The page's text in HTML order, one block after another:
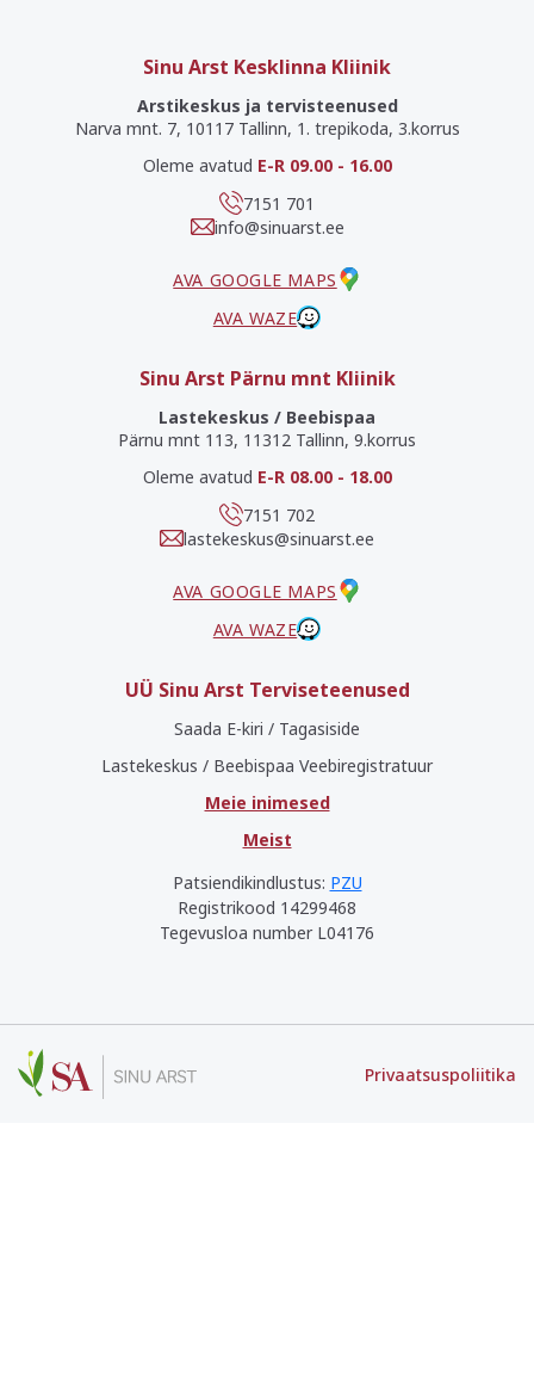
Sinu Arst Kesklinna Kliinik
Arstikeskus ja tervisteenused
Narva mnt. 7, 10117 Tallinn, 1. trepikoda, 3.korrus
Oleme avatud E-R 09.00 - 16.00
7151 701
info@sinuarst.ee
AVA GOOGLE MAPS
AVA WAZE
Sinu Arst Pärnu mnt Kliinik
Lastekeskus / Beebispaa
Pärnu mnt 113, 11312 Tallinn, 9.korrus
Oleme avatud E-R 08.00 - 18.00
7151 702
lastekeskus@sinuarst.ee
AVA GOOGLE MAPS
AVA WAZE
UÜ Sinu Arst Terviseteenused
Saada E-kiri / Tagasiside
Lastekeskus / Beebispaa Veebiregistratuur
Meie inimesed
Meist
Patsiendikindlustus: PZU
Registrikood 14299468
Tegevusloa number L04176
Privaatsuspoliitika